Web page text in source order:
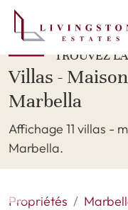
TROUVEZ
Villas -
Marbella
Affichage 11 villas -
Marbella.
Propriétés